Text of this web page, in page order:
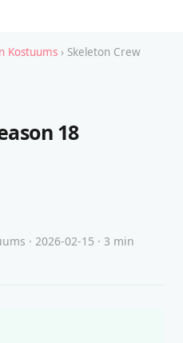
Kostuums › Skeleton Crew
18
· 2026-02-15 · 3 min